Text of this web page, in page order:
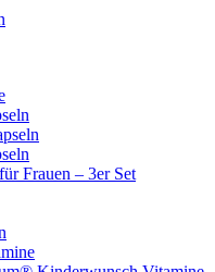
Frauen – 3er Set